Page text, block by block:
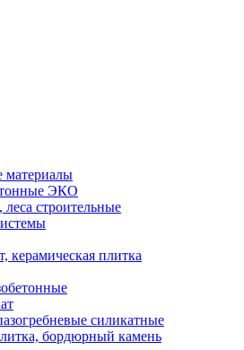
материалы
ЭКО
строительные
керамическая плитка
силикатные
бордюрный камень